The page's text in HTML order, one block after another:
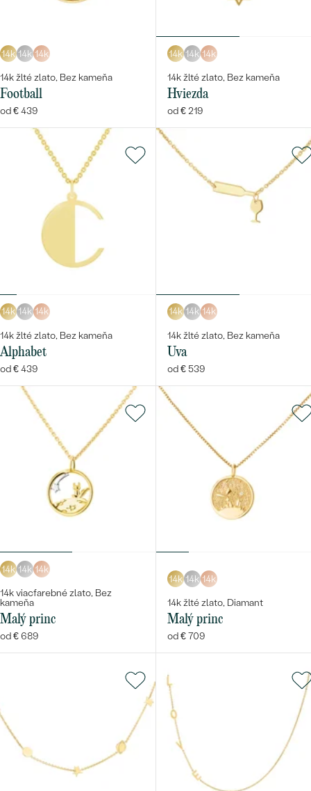
14k 14k 14k
14k žlté zlato, Bez kameňa
Football
od € 439
14k 14k 14k
14k žlté zlato, Bez kameňa
Hviezda
od € 219
14k 14k 14k
14k žlté zlato, Bez kameňa
Alphabet
od € 439
14k 14k 14k
14k žlté zlato, Bez kameňa
Uva
od € 539
14k 14k 14k
14k viacfarebné zlato, Bez
kameňa
Malý princ
od € 689
14k 14k 14k
14k žlté zlato, Diamant
Malý princ
od € 709